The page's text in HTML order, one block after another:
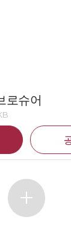
로슈어